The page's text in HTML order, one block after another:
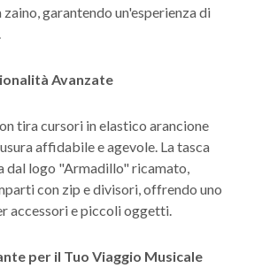
garantendo un'esperienza di
Avanzate
tira cursori in elastico arancione
affidabile e agevole. La tasca
dal logo "Armadillo" ricamato,
con zip e divisori, offrendo uno
accessori e piccoli oggetti.
per il Tuo Viaggio Musicale